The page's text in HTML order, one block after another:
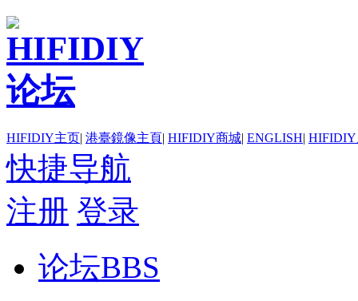
HIFIDIY主页| 港臺鏡像主頁| HIFIDIY商城| ENGLISH|
快捷导航
注册 登录
论坛BBS